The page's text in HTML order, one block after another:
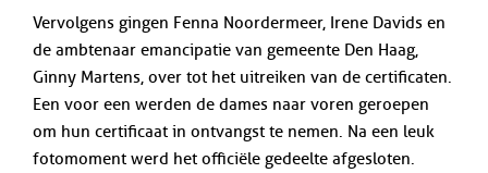
Vervolgens gingen Fenna Noordermeer, Irene Davids en
de ambtenaar emancipatie van gemeente Den Haag,
Ginny Martens, over tot het uitreiken van de certificaten.
Een voor een werden de dames naar voren geroepen
om hun certificaat in ontvangst te nemen. Na een leuk
fotomoment werd het officiële gedeelte afgesloten.